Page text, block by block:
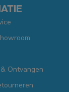
Ontvangen